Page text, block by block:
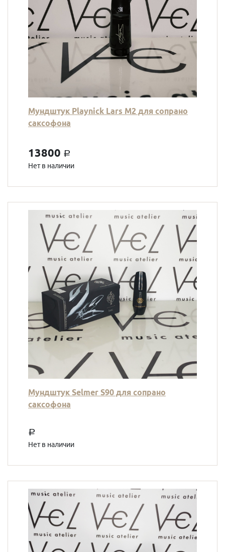
Мундштук Playnick Lars M2 для сопрано
саксофона
13800 a
Нет в наличии
Мундштук Selmer S90 для сопрано
саксофона
a
Нет в наличии